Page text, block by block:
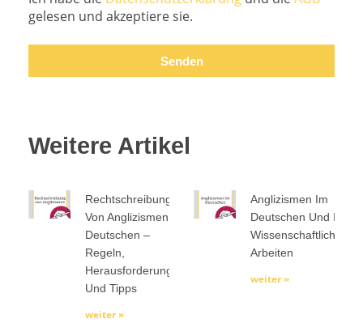
gelesen und akzeptiere sie.
Senden
Weitere Artikel
Rechtschreibung
Von Anglizismen Im
Deutschen –
Regeln,
Herausforderungen
Und Tipps
weiter »
Anglizismen Im
Deutschen Und In
Wissenschaftlichen
Arbeiten
weiter »